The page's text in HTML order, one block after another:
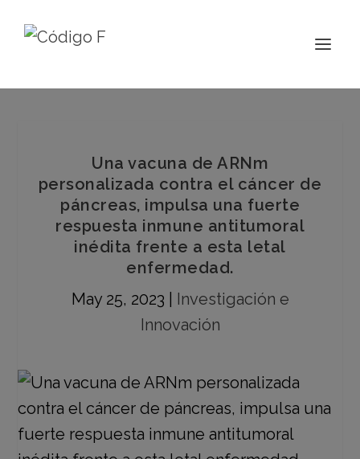
Una vacuna de ARNm
personalizada contra el cáncer de
páncreas, impulsa una fuerte
respuesta inmune antitumoral
inédita frente a esta letal
enfermedad.
May 25, 2023
Investigación e
Innovación